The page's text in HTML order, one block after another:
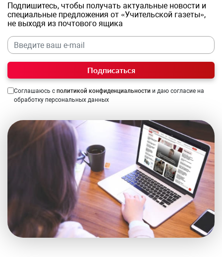
Подпишитесь, чтобы получать актуальные новости и
специальные предложения от «Учительской газеты»,
не выходя из почтового ящика
Подписаться
Соглашаюсь с политикой конфиденциальности и даю согласие на
обработку персональных данных